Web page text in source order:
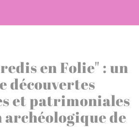
en Folie" : un
découvertes
et patrimoniales
de